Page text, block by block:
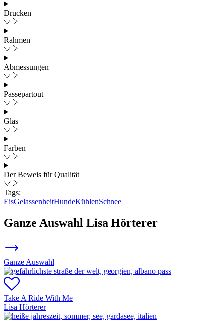
Drucken
Rahmen
Abmessungen
Passepartout
Glas
Farben
Der Beweis für Qualität
Tags:
EisGelassenheitHundeKühlenSchnee
Ganze Auswahl Lisa Hörterer
Ganze Auswahl
Take A Ride With Me
Lisa Hörterer